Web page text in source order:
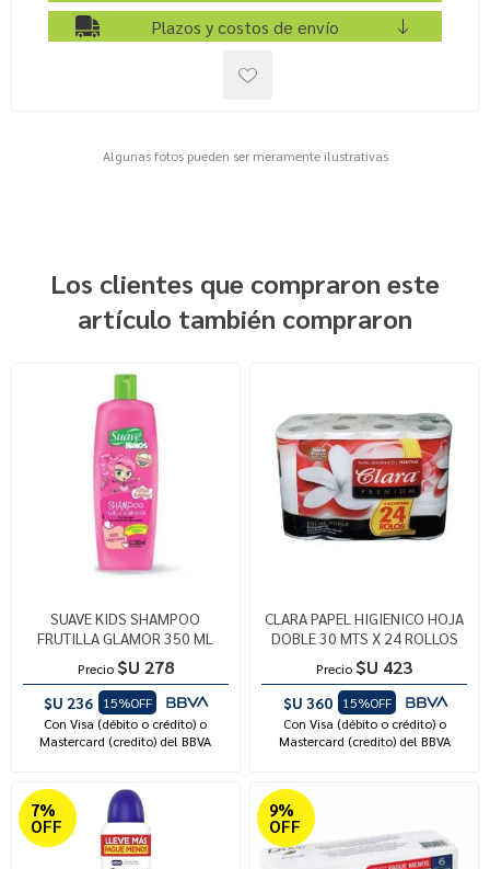
Plazos y costos de envío
Algunas fotos pueden ser meramente ilustrativas
Los clientes que compraron este
artículo también compraron
SUAVE KIDS SHAMPOO
FRUTILLA GLAMOR 350 ML
Precio $U 278
$U 236
15%OFF
Con Visa (débito o crédito) o
Mastercard (credito) del BBVA
CLARA PAPEL HIGIENICO HOJA
DOBLE 30 MTS X 24 ROLLOS
Precio $U 423
$U 360
15%OFF
Con Visa (débito o crédito) o
Mastercard (credito) del BBVA
7%
OFF
9%
OFF